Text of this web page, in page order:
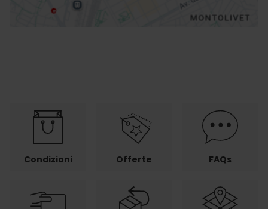
Condizioni Offerte FAQs